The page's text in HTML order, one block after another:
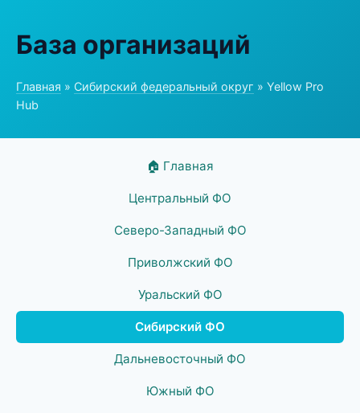
База организаций
Главная » Сибирский федеральный округ » Yellow Pro
Hub
🏠 Главная
Центральный ФО
Северо-Западный ФО
Приволжский ФО
Уральский ФО
Сибирский ФО
Дальневосточный ФО
Южный ФО